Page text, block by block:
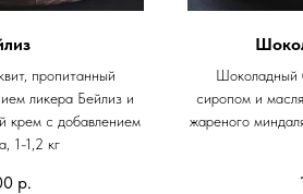
пропитанный
ликера Бейлиз и
крем с добавлением
1-1,2 кг
р.
Шоколадный
сиропом и
жареного